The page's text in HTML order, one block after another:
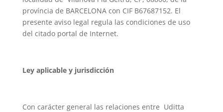
província de BARCELONA con CIF B67687152. El
presente aviso legal regula las condiciones de uso
del citado portal de Internet.
Ley aplicable y jurisdicción
Con carácter general las relaciones entre Uditta